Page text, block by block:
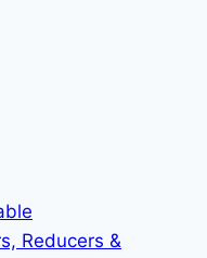
Reducers &